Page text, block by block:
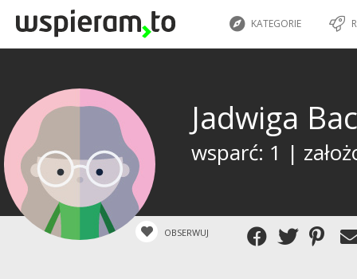
KATEGORIE
Jadwiga
wsparć: 1 |
OBSERWUJ